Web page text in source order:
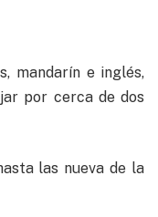
mandarín e inglés,
por cerca de dos
las nueva de la